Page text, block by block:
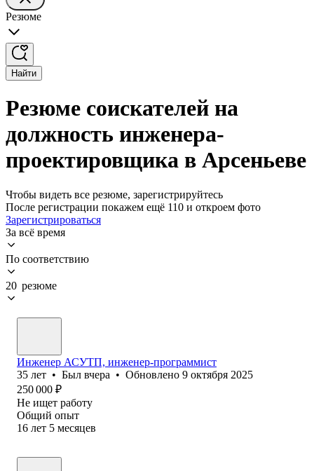
Резюме
Найти
Резюме соискателей на
должность инженера-
проектировщика в Арсеньеве
Чтобы видеть все резюме, зарегистрируйтесь
После регистрации покажем ещё 110 и откроем фото
Зарегистрироваться
За всё время
По соответствию
20 резюме
Инженер АСУТП, инженер-программист
35 лет • Был вчера • Обновлено 9 октября 2025
250 000 ₽
Не ищет работу
Общий опыт
16 лет 5 месяцев